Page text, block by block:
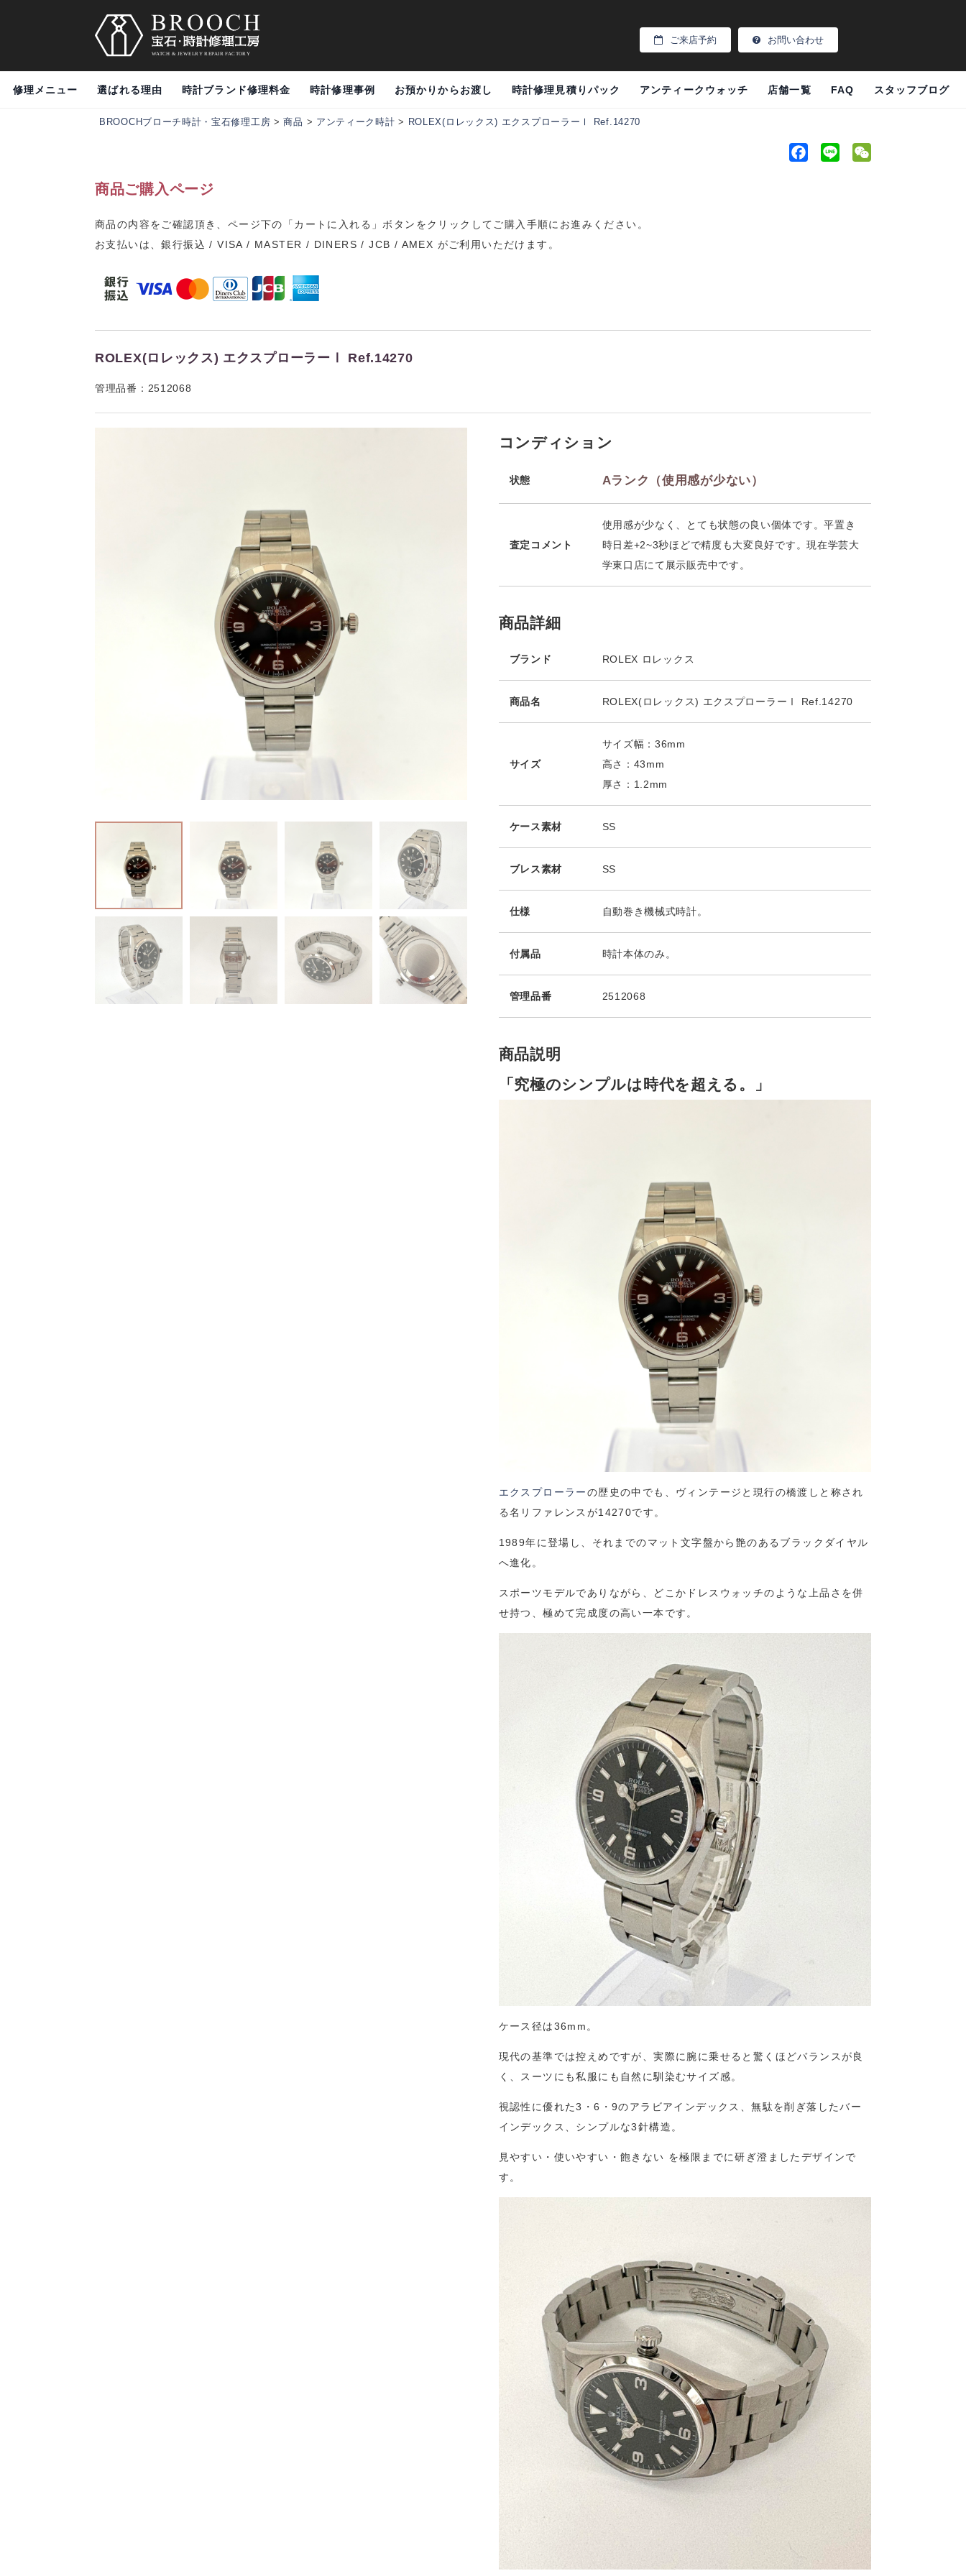
ご来店予約 お問い合わせ
修理メニュー 選ばれる理由 時計ブランド修理料金 時計修理事例 お預かりからお渡し 時計修理見積りパック アンティークウォッチ 店舗一覧 FAQ スタッフブログ
BROOCHブローチ時計・宝石修理工房 >商品 > アンティーク時計 > ROLEX(ロレックス) エクスプローラーⅠ Ref.14270
商品ご購入ページ
商品の内容をご確認頂き、ページ下の「カートに入れる」ボタンをクリックしてご購入手順にお進みください。
お支払いは、銀行振込 / VISA / MASTER / DINERS / JCB / AMEX がご利用いただけます。
ROLEX(ロレックス) エクスプローラーⅠ Ref.14270
管理品番：2512068
コンディション
状態 Aランク（使用感が少ない）
査定コメント
使用感が少なく、とても状態の良い個体です。平置き
時日差+2~3秒ほどで精度も大変良好です。現在学芸大
学東口店にて展示販売中です。
商品詳細
ブランド ROLEX ロレックス
商品名 ROLEX(ロレックス) エクスプローラーⅠ Ref.14270
サイズ
サイズ幅：36mm
高さ：43mm
厚さ：1.2mm
ケース素材 SS
ブレス素材 SS
仕様 自動巻き機械式時計。
付属品 時計本体のみ。
管理品番 2512068
商品説明
「究極のシンプルは時代を超える。」
エクスプローラーの歴史の中でも、ヴィンテージと現行の橋渡しと称され
る名リファレンスが14270です。
1989年に登場し、それまでのマット文字盤から艶のあるブラックダイヤル
へ進化。
スポーツモデルでありながら、どこかドレスウォッチのような上品さを併
せ持つ、極めて完成度の高い一本です。
ケース径は36mm。
現代の基準では控えめですが、実際に腕に乗せると驚くほどバランスが良
く、スーツにも私服にも自然に馴染むサイズ感。
視認性に優れた3・6・9のアラビアインデックス、無駄を削ぎ落したバー
インデックス、シンプルな3針構造。
見やすい・使いやすい・飽きない を極限までに研ぎ澄ましたデザインで
す。